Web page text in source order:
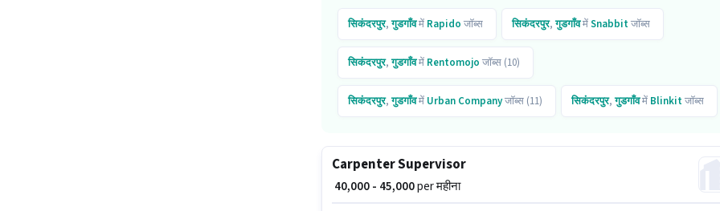
सिकंदरपुर,गुडगाँवमें Rapido जॉब्स सिकंदरपुर,गुडगाँवमेंSnabbitजॉब्स
सिकंदरपुर,गुडगाँवमें Rentomojo जॉब्स (10)
सिकंदरपुर,गुडगाँवमें Urban Companyजॉब्स (11) सिकंदरपुर,गुडगाँवमें Blinkitजॉब्स
Everest Fleet
Carpenter Supervisor
₹ 40,000 - 45,000per महीना